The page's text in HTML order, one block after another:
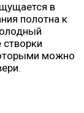
в
полотна к
можно